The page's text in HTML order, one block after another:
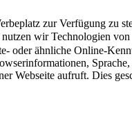
zur Verfügung zu
wir Technologien von
oder ähnliche Online-
Webseite aufruft. Dies